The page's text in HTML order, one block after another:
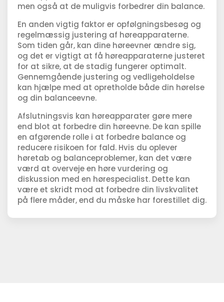
men også at de muligvis forbedrer din balance.
En anden vigtig faktor er opfølgningsbesøg og
regelmæssig justering af høreapparaterne.
Som tiden går, kan dine høreevner ændre sig,
og det er vigtigt at få høreapparaterne justeret
for at sikre, at de stadig fungerer optimalt.
Gennemgående justering og vedligeholdelse
kan hjælpe med at opretholde både din hørelse
og din balanceevne.
Afslutningsvis kan høreapparater gøre mere
end blot at forbedre din høreevne. De kan spille
en afgørende rolle i at forbedre balance og
reducere risikoen for fald. Hvis du oplever
høretab og balanceproblemer, kan det være
værd at overveje en høre vurdering og
diskussion med en hørespecialist. Dette kan
være et skridt mod at forbedre din livskvalitet
på flere måder, end du måske har forestillet dig.